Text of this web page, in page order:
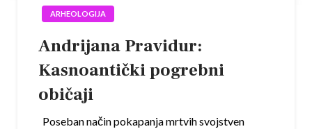
ARHEOLOGIJA
Andrijana Pravidur:
Kasnoantički pogrebni
običaji
Poseban način pokapanja mrtvih svojstven